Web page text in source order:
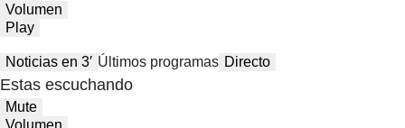
Volumen
Play
Noticias en 3′ Últimos programas Directo
Estas escuchando
Mute
Volumen